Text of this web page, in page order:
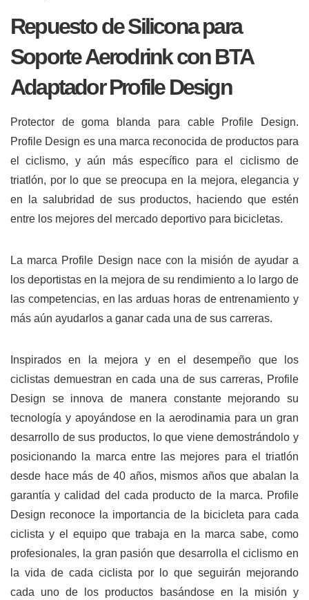
Repuesto de Silicona para
Soporte Aerodrink con BTA
Adaptador Profile Design
Protector de goma blanda para cable Profile Design.
Profile Design es una marca reconocida de productos para
el ciclismo, y aún más específico para el ciclismo de
triatlón, por lo que se preocupa en la mejora, elegancia y
en la salubridad de sus productos, haciendo que estén
entre los mejores del mercado deportivo para bicicletas.
La marca Profile Design nace con la misión de ayudar a
los deportistas en la mejora de su rendimiento a lo largo de
las competencias, en las arduas horas de entrenamiento y
más aún ayudarlos a ganar cada una de sus carreras.
Inspirados en la mejora y en el desempeño que los
ciclistas demuestran en cada una de sus carreras, Profile
Design se innova de manera constante mejorando su
tecnología y apoyándose en la aerodinamia para un gran
desarrollo de sus productos, lo que viene demostrándolo y
posicionando la marca entre las mejores para el triatlón
desde hace más de 40 años, mismos años que abalan la
garantía y calidad del cada producto de la marca. Profile
Design reconoce la importancia de la bicicleta para cada
ciclista y el equipo que trabaja en la marca sabe, como
profesionales, la gran pasión que desarrolla el ciclismo en
la vida de cada ciclista por lo que seguirán mejorando
cada uno de los productos basándose en la misión y